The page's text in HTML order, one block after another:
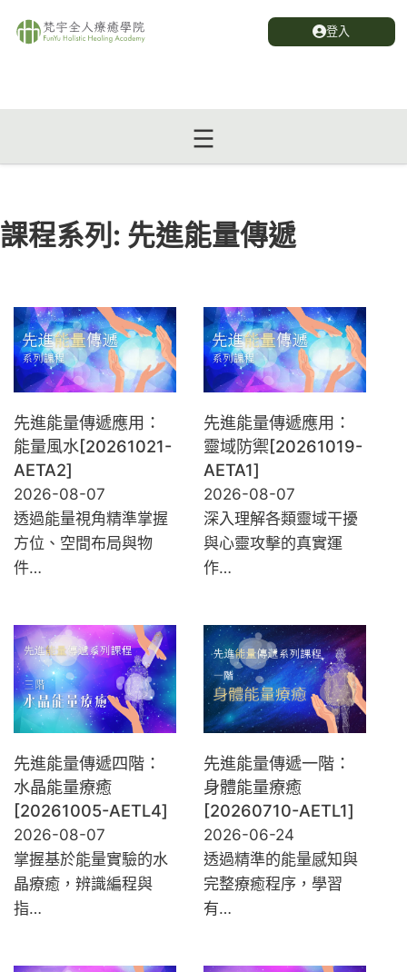
登入
課程系列: 先進能量傳遞
先進能量傳遞應用：
能量風水[20261021-
AETA2]
2026-08-07
透過能量視角精準掌握
方位、空間布局與物
件…
先進能量傳遞應用：
靈域防禦[20261019-
AETA1]
2026-08-07
深入理解各類靈域干擾
與心靈攻擊的真實運
作…
先進能量傳遞四階：
水晶能量療癒
[20261005-AETL4]
2026-08-07
掌握基於能量實驗的水
晶療癒，辨識編程與
指…
先進能量傳遞一階：
身體能量療癒
[20260710-AETL1]
2026-06-24
透過精準的能量感知與
完整療癒程序，學習
有…